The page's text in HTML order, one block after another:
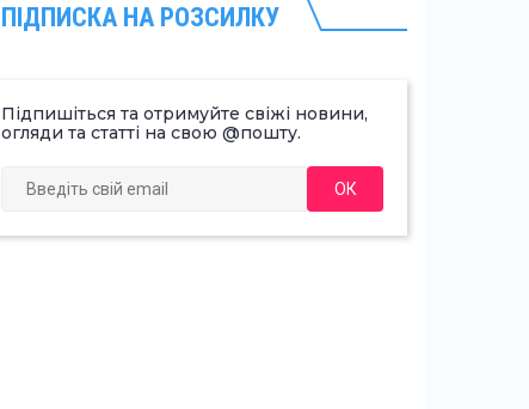
ПІДПИСКА НА РОЗСИЛКУ
Підпишіться та отримуйте свіжі новини,
огляди та статті на свою @пошту.
ОК